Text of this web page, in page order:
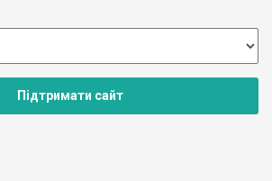
Підтримати сайт